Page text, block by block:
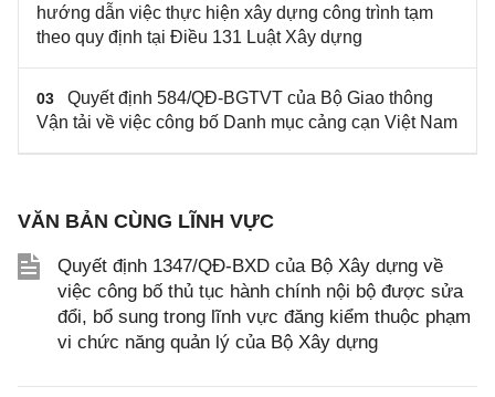
hướng dẫn việc thực hiện xây dựng công trình tạm
theo quy định tại Điều 131 Luật Xây dựng
03
Quyết định 584/QĐ-BGTVT của Bộ Giao thông
Vận tải về việc công bố Danh mục cảng cạn Việt Nam
VĂN BẢN CÙNG LĨNH VỰC
Quyết định 1347/QĐ-BXD của Bộ Xây dựng về
việc công bố thủ tục hành chính nội bộ được sửa
đổi, bổ sung trong lĩnh vực đăng kiểm thuộc phạm
vi chức năng quản lý của Bộ Xây dựng